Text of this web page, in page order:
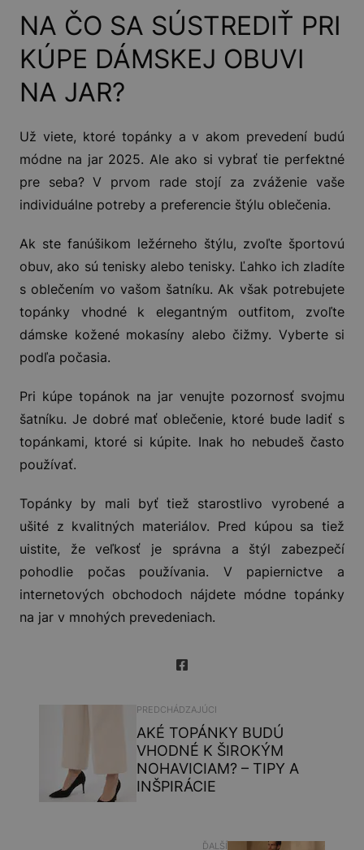
NA ČO SA SÚSTREDIŤ PRI
KÚPE DÁMSKEJ OBUVI
NA JAR?
Už viete, ktoré topánky a v akom prevedení budú
módne na jar 2025. Ale ako si vybrať tie perfektné
pre seba? V prvom rade stojí za zváženie vaše
individuálne potreby a preferencie štýlu oblečenia.
Ak ste fanúšikom ležérneho štýlu, zvoľte športovú
obuv, ako sú tenisky alebo tenisky. Ľahko ich zladíte
s oblečením vo vašom šatníku. Ak však potrebujete
topánky vhodné k elegantným outfitom, zvoľte
dámske kožené mokasíny alebo čižmy. Vyberte si
podľa počasia.
Pri kúpe topánok na jar venujte pozornosť svojmu
šatníku. Je dobré mať oblečenie, ktoré bude ladiť s
topánkami, ktoré si kúpite. Inak ho nebudeš často
používať.
Topánky by mali byť tiež starostlivo vyrobené a
ušité z kvalitných materiálov. Pred kúpou sa tiež
uistite, že veľkosť je správna a štýl zabezpečí
pohodlie počas používania. V papiernictve a
internetových obchodoch nájdete módne topánky
na jar v mnohých prevedeniach.
PREDCHÁDZAJÚCI
AKÉ TOPÁNKY BUDÚ
VHODNÉ K ŠIROKÝM
NOHAVICIAM? – TIPY A
INŠPIRÁCIE
ĎALŠÍ